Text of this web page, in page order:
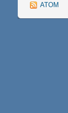
ATOM